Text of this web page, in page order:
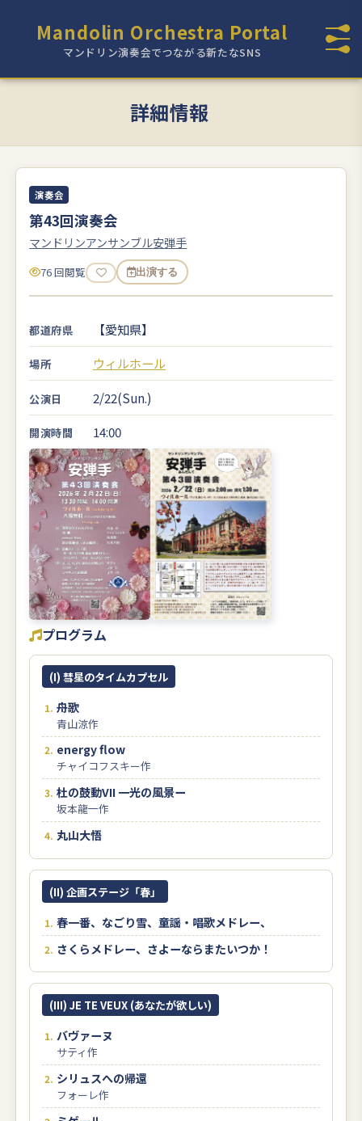
Mandolin Orchestra Portal
マンドリン演奏会でつながる新たなSNS
詳細情報
演奏会
第43回演奏会
マンドリンアンサンブル安弾手
76 回閲覧 出演する
都道府県 【愛知県】
場所 ウィルホール
公演日 2/22(Sun.)
開演時間 14:00
プログラム
(I) 彗星のタイムカプセル
舟歌
青山涼作
energy flow
チャイコフスキー作
杜の鼓動VII 一光の風景ー
坂本龍一作
丸山大悟
(II) 企画ステージ「春」
春一番、なごり雪、童謡・唱歌メドレー、
さくらメドレー、さよーならまたいつか！
(III) JE TE VEUX (あなたが欲しい)
バヴァーヌ
サティ作
シリュスへの帰還
フォーレ作